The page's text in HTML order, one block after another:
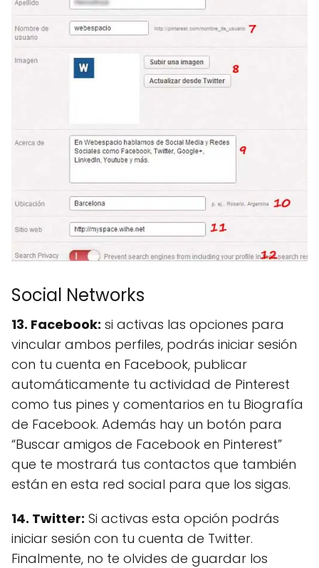
Social Networks
13. Facebook: si activas las opciones para
vincular ambos perfiles, podrás iniciar sesión
con tu cuenta en Facebook, publicar
automáticamente tu actividad de Pinterest
como tus pines y comentarios en tu Biografía
de Facebook. Además hay un botón para
“Buscar amigos de Facebook en Pinterest”
que te mostrará tus contactos que también
están en esta red social para que los sigas.
14. Twitter: Si activas esta opción podrás
iniciar sesión con tu cuenta de Twitter.
Finalmente, no te olvides de guardar los